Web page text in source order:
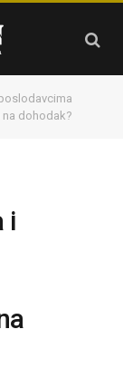
dohodak?
i